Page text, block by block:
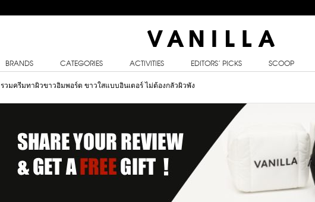
BRANDS CATEGORIES ACTIVITIES EDITORS’ PICKS SCOOP
รวมครีมทาผิวขาวอิมพอร์ต ขาวใสแบบอินเตอร์ ไม่ต้องกลัวผิวพัง